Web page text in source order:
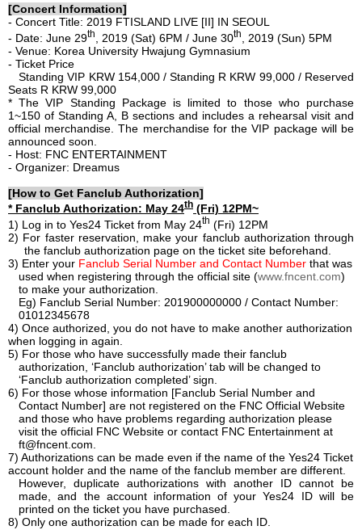
[Concert Information]
- Concert Title: 2019 FTISLAND LIVE [II] IN SEOUL
- Date: June 29th , 2019 (Sat) 6PM / June 30th
, 2019 (Sun) 5PM
- Venue: Korea University Hwajung Gymnasium
- Ticket Price
Standing VIP KRW 154,000 / Standing R KRW 99,000 / Reserved
Seats R KRW 99,000
*The VIP Standing Package is limited to those who purchase
1~150 of Standing A, B sections and includes a rehearsal visit and
official merchandise. The merchandise for the VIP package will be
announced soon.
- Host: FNC ENTERTAINMENT
- Organizer: Dreamus
[How to Get Fanclub Authorization]
* Fanclub Authorization: May 24th (Fri) 12PM~
1) Log in to Yes24 Ticket from May 24th (Fri) 12PM
2) For faster reservation, make your fanclub authorization through
the fanclub authorization page on the ticket site beforehand.
3) Enter your Fanclub Serial Number and Contact Number that was
used when registering through the official site (www.fncent.com)
to make your authorization.
Eg) Fanclub Serial Number: 201900000000 / Contact Number:
01012345678
4) Once authorized, you do not have to make another authorization
when logging in again.
5) For those who have successfully made their fanclub
authorization, ‘Fanclub authorization’ tab will be changed to
‘Fanclub authorization completed’ sign.
6) For those whose information [Fanclub Serial Number and
Contact Number] are not registered on the FNC Official Website
and those who have problems regarding authorization please
visit the official FNC Website or contact FNC Entertainment at
ft@fncent.com
7) Authorizations can be made even if the name of the Yes24 Ticket
account holder and the name of the fanclub member are different.
However, duplicate authorizations with another ID cannot be
made, and the account information of your Yes24 ID will be
printed on the ticket you have purchased.
8) Only one authorization can be made for each ID.